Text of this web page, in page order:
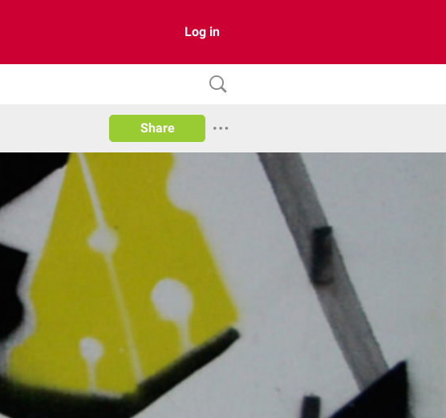
Log in
Share